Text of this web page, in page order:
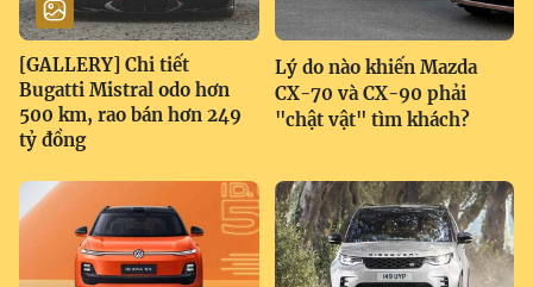
[GALLERY] Chi tiết
Bugatti Mistral odo hơn
500 km, rao bán hơn 249
tỷ đồng
Lý do nào khiến Mazda
CX-70 và CX-90 phải
"chật vật" tìm khách?